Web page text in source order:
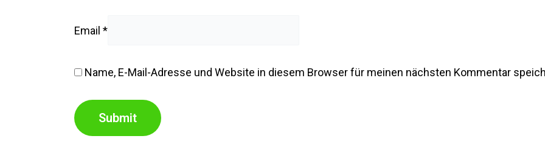
Email *
Name, E-Mail-Adresse und Website in diesem Browser für meinen nächsten Kommentar